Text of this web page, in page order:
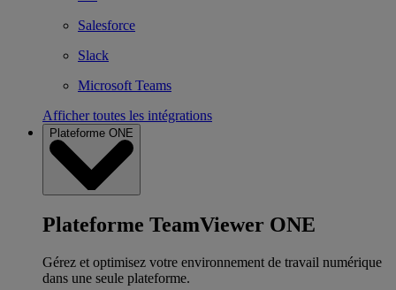
Salesforce
Slack
Microsoft Teams
Afficher toutes les intégrations
Plateforme ONE
Plateforme TeamViewer ONE
Gérez et optimisez votre environnement de travail numérique
dans une seule plateforme.